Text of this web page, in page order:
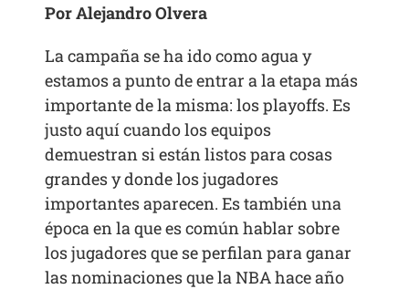
Por Alejandro Olvera
La campaña se ha ido como agua y
estamos a punto de entrar a la etapa más
importante de la misma: los playoffs. Es
justo aquí cuando los equipos
demuestran si están listos para cosas
grandes y donde los jugadores
importantes aparecen. Es también una
época en la que es común hablar sobre
los jugadores que se perfilan para ganar
las nominaciones que la NBA hace año